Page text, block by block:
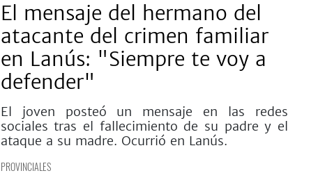
El mensaje del hermano del
atacante del crimen familiar
en Lanús: "Siempre te voy a
defender"
El joven posteó un mensaje en las redes
sociales tras el fallecimiento de su padre y el
ataque a su madre. Ocurrió en Lanús.
PROVINCIALES